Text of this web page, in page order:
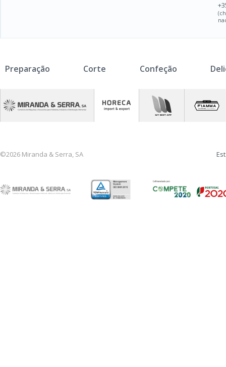
Preparação Corte Confeção
©2026 Miranda & Serra, SA